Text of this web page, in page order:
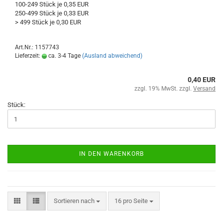
100-249 Stück je 0,35 EUR
250-499 Stück je 0,33 EUR
> 499 Stück je 0,30 EUR
Art.Nr.: 1157743
Lieferzeit:
ca. 3-4 Tage (Ausland abweichend)
0,40 EUR
zzgl. 19% MwSt. zzgl. Versand
Stück:
IN DEN WARENKORB
Sortieren nach 16 pro Seite